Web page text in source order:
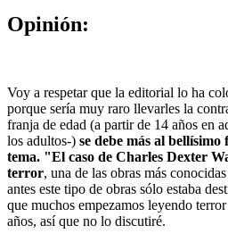
Opinión:
Voy a respetar que la editorial lo ha
porque sería muy raro llevarles la
franja de edad (a partir de 14 años en
los adultos-) se debe más al
tema. "El caso de Charles Dexter
terror, una de las obras más
antes este tipo de obras sólo estaba
que muchos empezamos leyendo
años, así que no lo discutiré.